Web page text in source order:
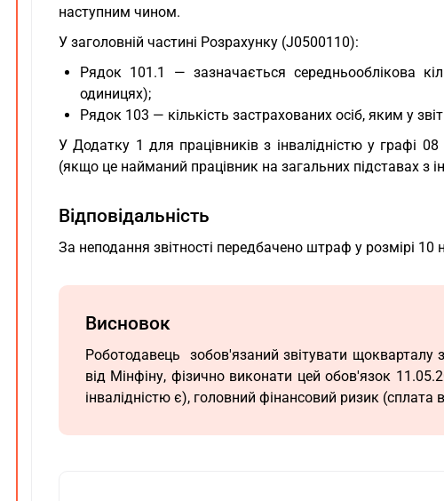
наступним чином.
У заголовній частині Розрахунку (J0500110):
Рядок 101.1 — зазначається середньооблікова
одиницях);
Рядок 103 — кількість застрахованих осіб, яким у
У Додатку 1 для працівників з інвалідністю у графі
(якщо це найманий працівник на загальних підставах з
Відповідальність
За неподання звітності передбачено штраф у розмірі
Висновок
Роботодавець зобов'язаний звітувати щокварталу
від Мінфіну, фізично виконати цей обов'язок
інвалідністю є), головний фінансовий ризик (сплата